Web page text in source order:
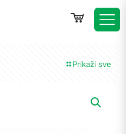
Prikaži sve